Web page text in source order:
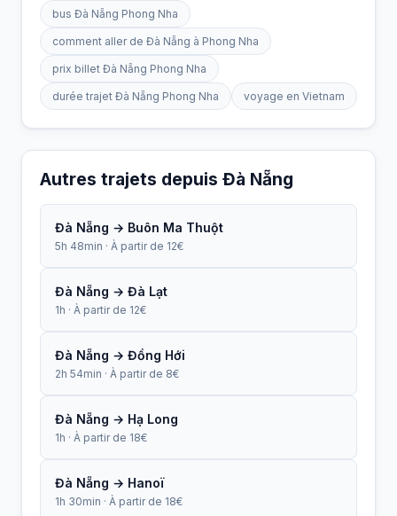
bus Đà Nẵng Phong Nha
comment aller de Đà Nẵng à Phong Nha
prix billet Đà Nẵng Phong Nha
durée trajet Đà Nẵng Phong Nha voyage en Vietnam
Autres trajets depuis Đà Nẵng
Đà Nẵng → Buôn Ma Thuột
5h 48min · À partir de 12€
Đà Nẵng → Đà Lạt
1h · À partir de 12€
Đà Nẵng → Đồng Hới
2h 54min · À partir de 8€
Đà Nẵng → Hạ Long
1h · À partir de 18€
Đà Nẵng → Hanoï
1h 30min · À partir de 18€